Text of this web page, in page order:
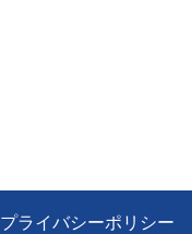
プライバシーポリシー